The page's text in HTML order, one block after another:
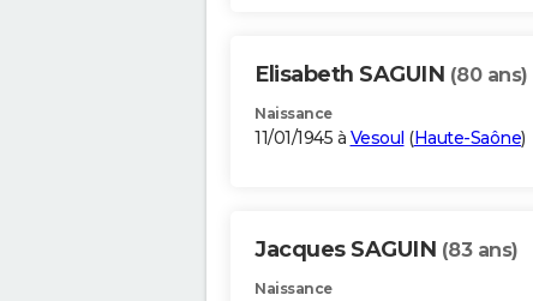
Elisabeth SAGUIN (80 ans)
Naissance
11/01/1945 à Vesoul (Haute-Saône)
Jacques SAGUIN (83 ans)
Naissance